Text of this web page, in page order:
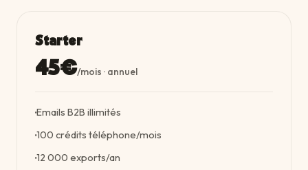
Starter
45€/mois · annuel
·Emails B2B illimités
·100 crédits téléphone/mois
·12 000 exports/an